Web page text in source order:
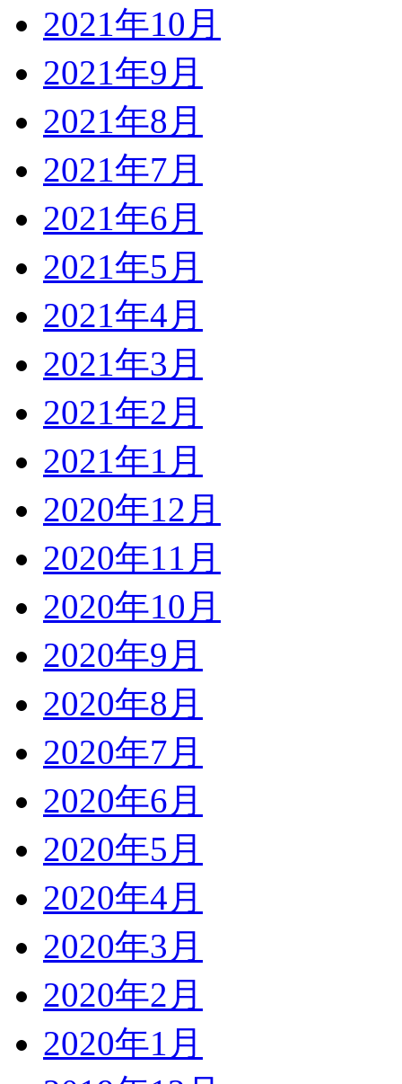
2021年10月
2021年9月
2021年8月
2021年7月
2021年6月
2021年5月
2021年4月
2021年3月
2021年2月
2021年1月
2020年12月
2020年11月
2020年10月
2020年9月
2020年8月
2020年7月
2020年6月
2020年5月
2020年4月
2020年3月
2020年2月
2020年1月